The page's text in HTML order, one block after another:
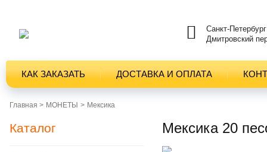
Санкт-Петербург
Дмитровский
КАК ЗАКАЗАТЬ ДОСТАВКА И ОПЛАТА
Главная > MОНЕТЫ Мексика
Каталог Мексика 20